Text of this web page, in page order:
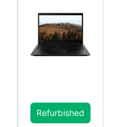
Refurbished